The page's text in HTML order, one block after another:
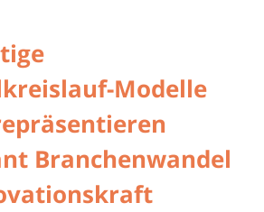
Modelle
Branchenwandel